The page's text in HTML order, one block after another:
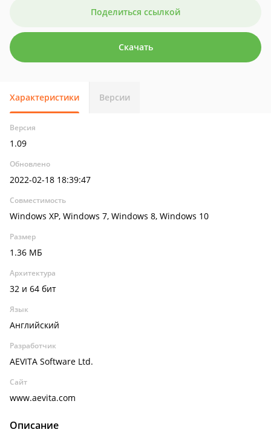
Поделиться ссылкой
Скачать
Характеристики Версии
Версия
1.09
Обновлено
2022-02-18 18:39:47
Совместимость
Windows XP, Windows 7, Windows 8, Windows 10
Размер
1.36 МБ
Архитектура
32 и 64 бит
Язык
Английский
Разработчик
AEVITA Software Ltd.
Сайт
www.aevita.com
Описание